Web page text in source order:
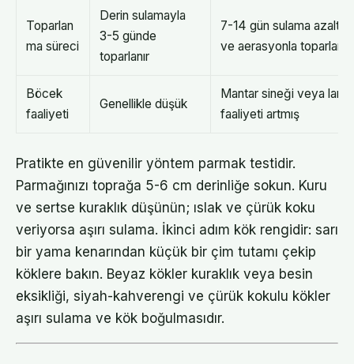
Toparlan
ma süreci
Derin sulamayla
3-5 günde
toparlanır
7-14 gün sulama
ve aerasyonla toparlanır
Böcek
faaliyeti
Genellikle düşük
Mantar sineği veya larva
faaliyeti artmış
Pratikte en güvenilir yöntem parmak testidir.
Parmağınızı toprağa 5-6 cm derinliğe sokun. Kuru
ve sertse kuraklık düşünün; ıslak ve çürük koku
veriyorsa aşırı sulama. İkinci adım kök rengidir: sarı
bir yama kenarından küçük bir çim tutamı çekip
köklere bakın. Beyaz kökler kuraklık veya besin
eksikliği, siyah-kahverengi ve çürük kokulu kökler
aşırı sulama ve kök boğulmasıdır.